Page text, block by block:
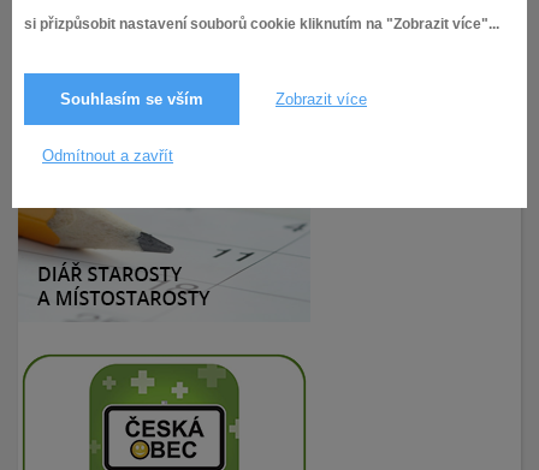
si přizpůsobit nastavení souborů cookie kliknutím na "Zobrazit více"...
Souhlasím se vším Zobrazit více
Odmítnout a zavřít
18.4.2019